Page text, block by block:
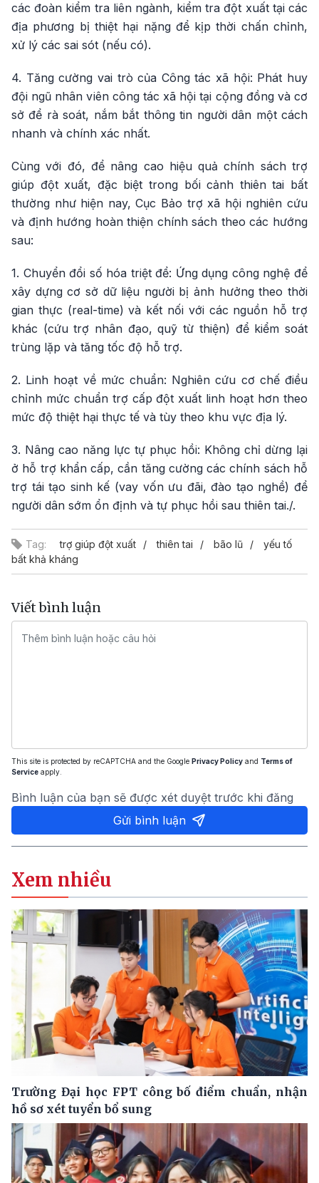
các đoàn kiểm tra liên ngành, kiểm tra đột xuất tại các
địa phương bị thiệt hại nặng để kịp thời chấn chỉnh,
xử lý các sai sót (nếu có).
4. Tăng cường vai trò của Công tác xã hội: Phát huy
đội ngũ nhân viên công tác xã hội tại cộng đồng và cơ
sở để rà soát, nắm bắt thông tin người dân một cách
nhanh và chính xác nhất.
Cùng với đó, để nâng cao hiệu quả chính sách trợ
giúp đột xuất, đặc biệt trong bối cảnh thiên tai bất
thường như hiện nay, Cục Bảo trợ xã hội nghiên cứu
và định hướng hoàn thiện chính sách theo các hướng
sau:
1. Chuyển đổi số hóa triệt để: Ứng dụng công nghệ để
xây dựng cơ sở dữ liệu người bị ảnh hưởng theo thời
gian thực (real-time) và kết nối với các nguồn hỗ trợ
khác (cứu trợ nhân đạo, quỹ từ thiện) để kiểm soát
trùng lặp và tăng tốc độ hỗ trợ.
2. Linh hoạt về mức chuẩn: Nghiên cứu cơ chế điều
chỉnh mức chuẩn trợ cấp đột xuất linh hoạt hơn theo
mức độ thiệt hại thực tế và tùy theo khu vực địa lý.
3. Nâng cao năng lực tự phục hồi: Không chỉ dừng lại
ở hỗ trợ khẩn cấp, cần tăng cường các chính sách hỗ
trợ tái tạo sinh kế (vay vốn ưu đãi, đào tạo nghề) để
người dân sớm ổn định và tự phục hồi sau thiên tai./.
Tag: trợ giúp đột xuất thiên tai bão lũ
yếu tố
bất khả kháng
Viết bình luận
This site is protected by reCAPTCHA and the Google Privacy Policy and Terms of
Service apply.
Bình luận của bạn sẽ được xét duyệt trước khi đăng
Gửi bình luận
Xem nhiều
Trường Đại học FPT công bố điểm chuẩn, nhận
hồ sơ xét tuyển bổ sung